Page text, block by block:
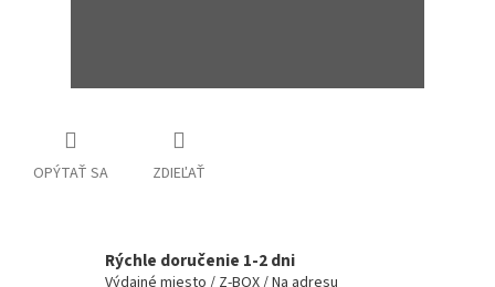
OPÝTAŤ SA ZDIEĽAŤ
Rýchle doručenie 1-2 dni
Výdajné miesto / Z-BOX / Na adresu